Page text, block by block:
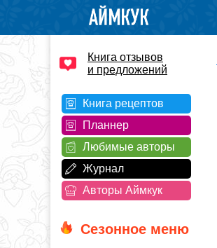
Книга отзывов
и предложений
Книга рецептов
Планнер
Любимые авторы
Журнал
Авторы Аймкук
Сезонное меню